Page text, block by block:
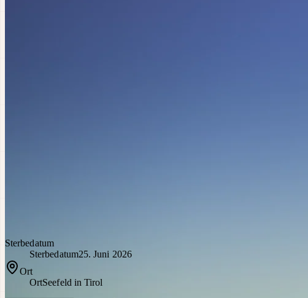
Sterbedatum
Sterbedatum25. Juni 2026
Ort
OrtSeefeld in Tirol